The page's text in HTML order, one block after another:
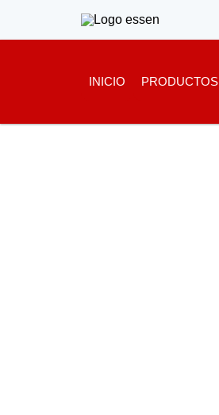
INICIO PRODUCTOS